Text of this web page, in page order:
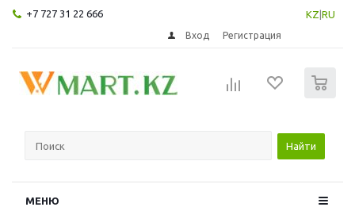
+7 727 31 22 666 KZ RU
Вход Регистрация
Найти
МЕНЮ